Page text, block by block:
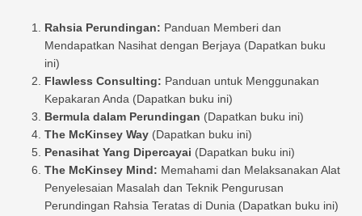
Rahsia Perundingan: Panduan Memberi dan
Mendapatkan Nasihat dengan Berjaya (Dapatkan buku
ini)
Flawless Consulting: Panduan untuk Menggunakan
Kepakaran Anda (Dapatkan buku ini)
Bermula dalam Perundingan (Dapatkan buku ini)
The McKinsey Way (Dapatkan buku ini)
Penasihat Yang Dipercayai (Dapatkan buku ini)
The McKinsey Mind: Memahami dan Melaksanakan Alat
Penyelesaian Masalah dan Teknik Pengurusan
Perundingan Rahsia Teratas di Dunia (Dapatkan buku ini)